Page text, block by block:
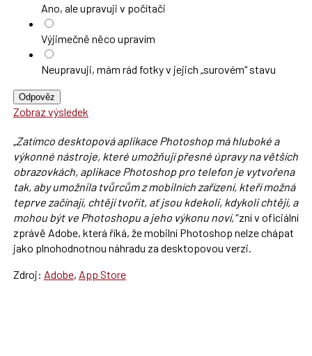
Ano, ale upravuji v počítači
Výjimečně něco upravím
Neupravuji, mám rád fotky v jejich „surovém“ stavu
Odpověz
Zobraz výsledek
„Zatímco desktopová aplikace Photoshop má hluboké a
výkonné nástroje, které umožňují přesné úpravy na větších
obrazovkách, aplikace Photoshop pro telefon je vytvořena
tak, aby umožnila tvůrcům z mobilních zařízení, kteří možná
teprve začínají, chtějí tvořit, ať jsou kdekoli, kdykoli chtějí, a
mohou být ve Photoshopu a jeho výkonu noví,“zní v oficiální
zprávě Adobe, která říká, že mobilní Photoshop nelze chápat
jako plnohodnotnou náhradu za desktopovou verzi.
Zdroj: Adobe, App Store